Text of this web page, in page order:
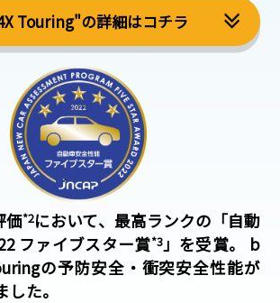
Touring"の詳細はコチラ
価*2において、最高ランクの「自動
ファイブスター賞*3」を受賞。
b
の予防安全・衝突安全性能が
た。